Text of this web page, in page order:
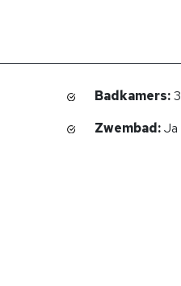
Badkamers:3
Zwembad: Ja